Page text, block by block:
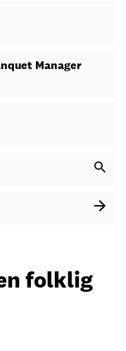
Manager
folklig